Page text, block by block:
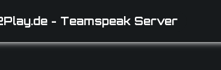
- Teamspeak Server